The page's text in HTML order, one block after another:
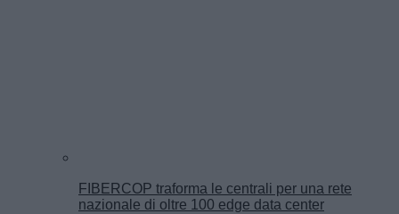
FIBERCOP traforma le centrali per una rete
nazionale di oltre 100 edge data center